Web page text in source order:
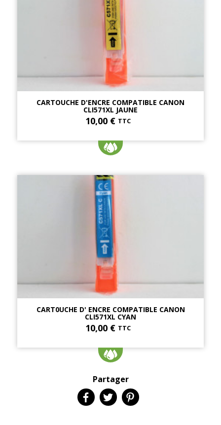
CARTOUCHE D'ENCRE COMPATIBLE CANON
CLI571XL JAUNE
10,00 € TTC
CART0UCHE D' ENCRE COMPATIBLE CANON
CLI571XL CYAN
10,00 € TTC
Partager